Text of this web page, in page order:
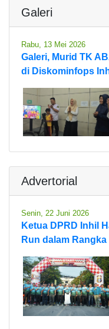
Galeri
Rabu, 13 Mei 2026
Galeri, Murid TK
di Diskominfops
Advertorial
Senin, 22 Juni 2026
Ketua DPRD Inhil
Run dalam